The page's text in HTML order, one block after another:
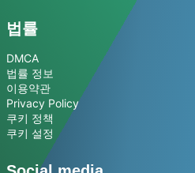
법률
DMCA
법률 정보
이용약관
Privacy Policy
쿠키 정책
쿠키 설정